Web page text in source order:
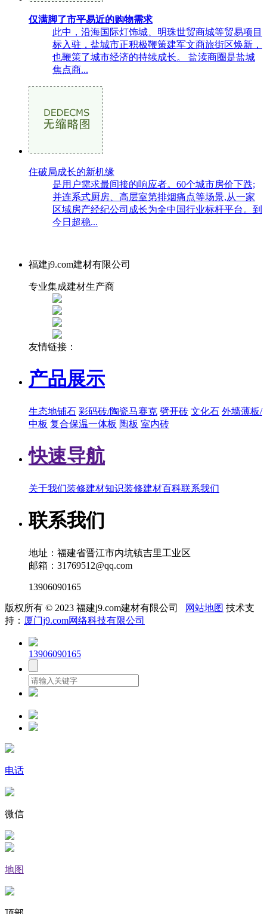
仅满脚了市平易近的购物需求
此中，沿海国际灯饰城、明珠世贸商城等贸易项目
标入驻，盐城市正积极鞭策建军文商旅街区焕新，
也鞭策了城市经济的持续成长。 盐渎商圈是盐城
焦点商...
住破局成长的新机缘
是用户需求最间接的响应者。60个城市房价下跌;
并连系式厨房、高层室第排烟痛点等场景,从一家
区域房产经纪公司成长为全中国行业标杆平台。到
今日超稳...
福建j9.com建材有限公司
专业集成建材生产商
友情链接：
产品展示
生态地铺石 彩码砖/陶瓷马赛克 劈开砖 文化石 外墙薄板/
中板 复合保温一体板 陶板 室内砖
快速导航
关于我们装修建材知识装修建材百科联系我们
联系我们
地址：福建省晋江市内坑镇吉里工业区
邮箱：31769512@qq.com
13906090165
版权所有 © 2023 福建j9.com建材有限公司 网站地图 技术支
持： 厦门j9.com网络科技有限公司
13906090165
电话
微信
地图